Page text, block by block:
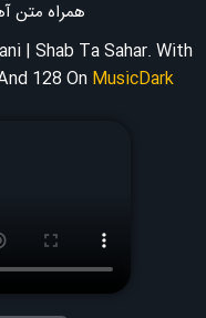
همراه متن
| Shab Ta Sahar. With
128 On MusicDark